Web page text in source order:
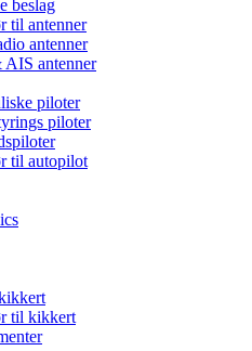
beslag
til antenner
antenner
antenner
piloter
piloter
til autopilot
til kikkert